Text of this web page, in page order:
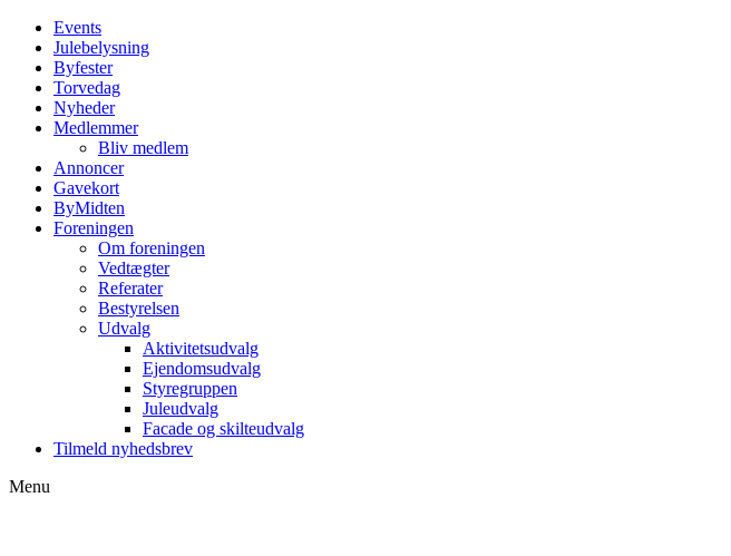
Events
Julebelysning
Byfester
Torvedag
Nyheder
Medlemmer
Bliv medlem
Annoncer
Gavekort
ByMidten
Foreningen
Om foreningen
Vedtægter
Referater
Bestyrelsen
Udvalg
Aktivitetsudvalg
Ejendomsudvalg
Styregruppen
Juleudvalg
Facade og skilteudvalg
Tilmeld nyhedsbrev
Menu